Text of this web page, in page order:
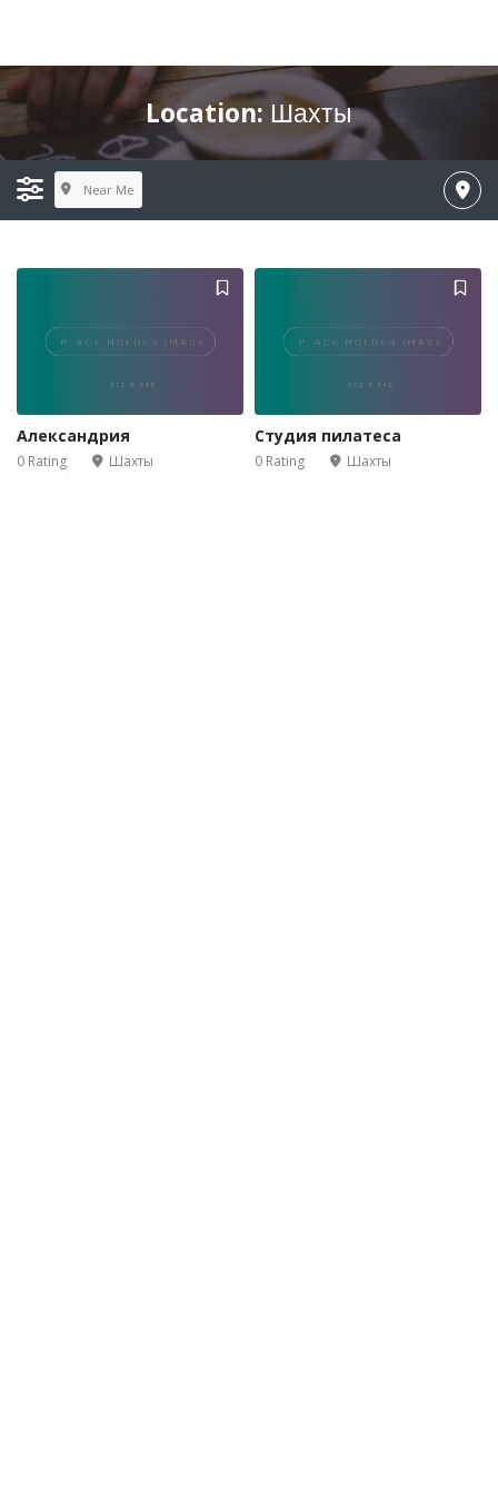
Location: Шахты
Near Me
Александрия
0 Rating Шахты
Студия пилатеса
0 Rating Шахты